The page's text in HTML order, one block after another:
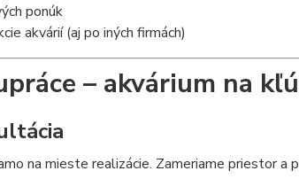
ponúk
akvárií (aj po iných firmách)
– akvárium na
na mieste realizácie. Zameriame priestor